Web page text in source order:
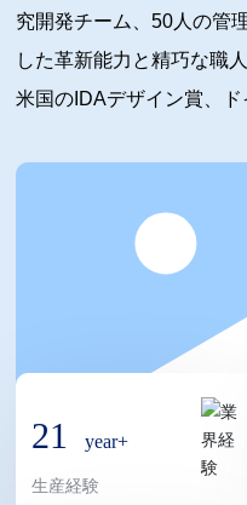
究開発チーム、50人の管
した革新能力と精巧な職
米国のIDAデザイン賞、
スのGPDPデザイン賞、
Pentawards包装デザイン
を受賞しています。20年
酒、国台、西鳳など20以
ソリューションを継続的
プの年間収益は5000万米
占めています。サービス
リカ、カナダ、オースト
ブ首長国連邦、ベトナム
21 year+
生産経験